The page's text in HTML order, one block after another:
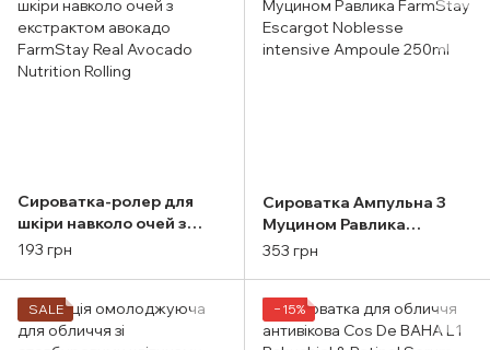
Сироватка-ролер для
шкіри навколо очей з
екстрактом авокадо
193 грн
Сироватка Ампульна З
Муцином Равлика
FarmStay Escargot
353 грн
SALE −15%